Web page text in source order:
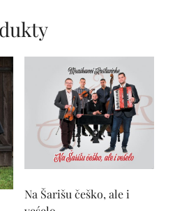
Na Šarišu češko, ale i